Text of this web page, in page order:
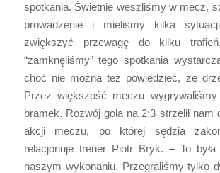
spotkania. Świetnie weszliśmy w mecz,
prowadzenie i mieliśmy kilka
zwiększyć przewagę do kilku
“zamknęliśmy” tego spotkania
choć nie można też powiedzieć, że
Przez większość meczu
bramek. Rozwój gola na 2:3 strzelił nam
akcji meczu, po której sędzia
relacjonuje trener Piotr Bryk. – To
naszym wykonaniu. Przegraliśmy tylko